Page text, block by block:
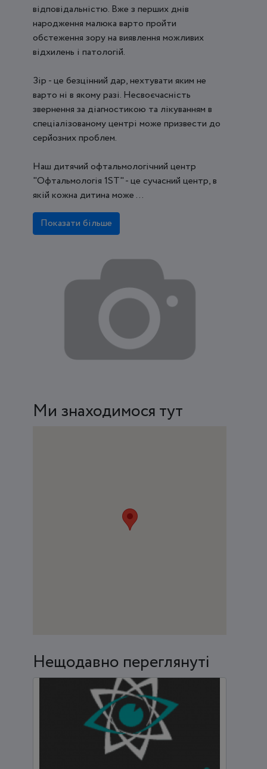
відповідальністю. Вже з перших днів
народження малюка варто пройти
обстеження зору на виявлення можливих
відхилень і патологій.
Зір - це безцінний дар, нехтувати яким не
варто ні в якому разі. Несвоєчасність
звернення за діагностикою та лікуванням в
спеціалізованому центрі може призвести до
серйозних проблем.
Наш дитячий офтальмологічний центр
"Офтальмологія 1ST" - це сучасний центр, в
якій кожна дитина може ...
Показати більше
Ми знаходимося тут
Нещодавно переглянуті